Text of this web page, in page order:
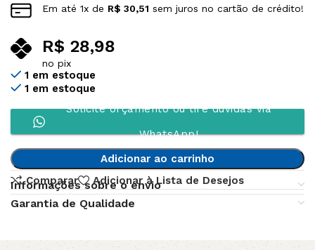
Em até1x de R$ 30,51 sem juros no cartão de crédito!
R$ 28,98
no pix
1 em estoque
1 em estoque
Solicite orçamento ou tire dúvidas via
WhatsApp!
Adicionar ao carrinho
Comparar
Adicionar à Lista de Desejos
Informações sobre o envio
Garantia de Qualidade